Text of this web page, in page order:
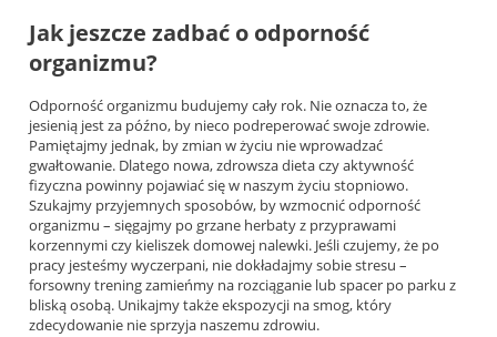
Jak jeszcze zadbać o odporność
organizmu?
Odporność organizmu budujemy cały rok. Nie oznacza to, że
jesienią jest za późno, by nieco podreperować swoje zdrowie.
Pamiętajmy jednak, by zmian w życiu nie wprowadzać
gwałtowanie. Dlatego nowa, zdrowsza dieta czy aktywność
fizyczna powinny pojawiać się w naszym życiu stopniowo.
Szukajmy przyjemnych sposobów, by wzmocnić odporność
organizmu – sięgajmy po grzane herbaty z przyprawami
korzennymi czy kieliszek domowej nalewki. Jeśli czujemy, że po
pracy jesteśmy wyczerpani, nie dokładajmy sobie stresu –
forsowny trening zamieńmy na rozciąganie lub spacer po parku z
bliską osobą. Unikajmy także ekspozycji na smog, który
zdecydowanie nie sprzyja naszemu zdrowiu.